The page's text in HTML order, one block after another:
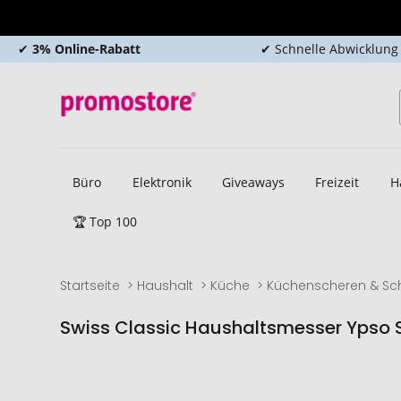
✔ 3% Online-Rabatt ✔ Schnelle Abwicklung
Büro Elektronik Giveaways Freizeit
🏆 Top 100
Startseite Haushalt Küche Küchenscheren &
Swiss Classic Haushaltsmesser